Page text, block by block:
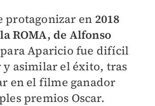
protagonizar en 2018
ROMA, de Alfonso
Aparicio fue difícil
y asimilar el éxito, tras
en el filme ganador
premios Oscar.